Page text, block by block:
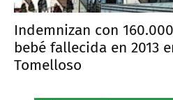
Indemnizan con
bebé fallecida en 2013
Tomelloso